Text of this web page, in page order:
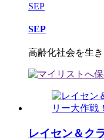
SEP
SEP
高齢化社会を生
レイセン＆ク